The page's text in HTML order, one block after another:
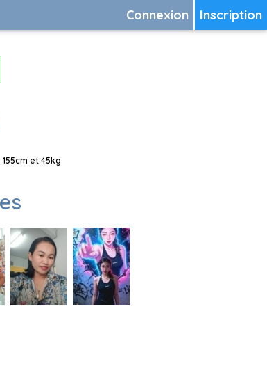
Inscription
Connexion
et 45kg